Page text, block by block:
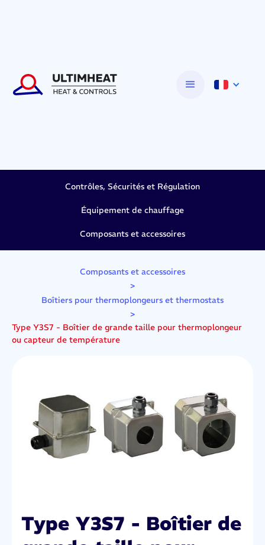
Contrôles, Sécurités et Régulation
Équipement de chauffage
Composants et accessoires
Composants et accessoires
>
Boîtiers pour thermoplongeurs et thermostats
>
Type Y3S7 - Boîtier de grande taille pour thermoplongeur
ou capteur de température
Type Y3S7 - Boîtier de